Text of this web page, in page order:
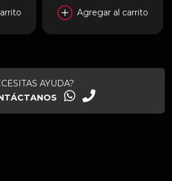
Agregar al carrito
AYUDA?